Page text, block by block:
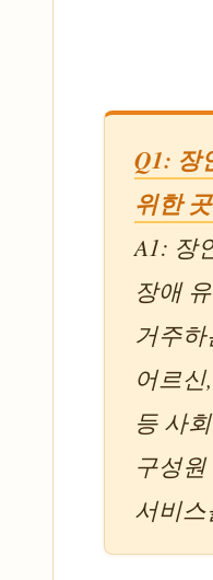
Q1: 장
위한
A1: 장
장애
거주
어르
등 사
구성
서비